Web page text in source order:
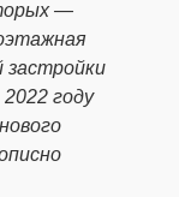
―
застройки
году